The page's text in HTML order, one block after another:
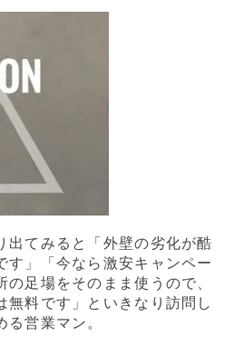
出てみると「外壁の劣化が酷
す」「今なら激安キャンペー
足場をそのまま使うので、
無料です」といきなり訪問し
営業マン。